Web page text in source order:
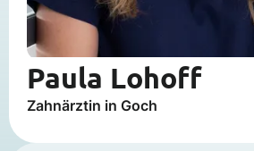
Paula Lohoff
Zahnärztin in Goch